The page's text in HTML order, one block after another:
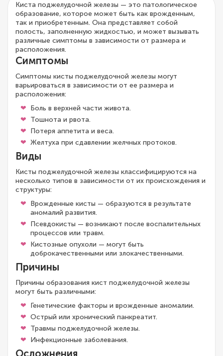
Киста поджелудочной железы — это патологическое
образование, которое может быть как врожденным,
так и приобретенным. Она представляет собой
полость, заполненную жидкостью, и может вызывать
различные симптомы в зависимости от размера и
расположения.
Симптомы
Симптомы кисты поджелудочной железы могут
варьироваться в зависимости от ее размера и
расположения:
Боль в верхней части живота.
Тошнота и рвота.
Потеря аппетита и веса.
Желтуха при сдавлении желчных протоков.
Виды
Кисты поджелудочной железы классифицируются на
несколько типов в зависимости от их происхождения и
структуры:
Врожденные кисты — образуются в результате
аномалий развития.
Псевдокисты — возникают после воспалительных
процессов или травм.
Кистозные опухоли — могут быть
доброкачественными или злокачественными.
Причины
Причины образования кист поджелудочной железы
могут быть различными:
Генетические факторы и врожденные аномалии.
Острый или хронический панкреатит.
Травмы поджелудочной железы.
Инфекционные заболевания.